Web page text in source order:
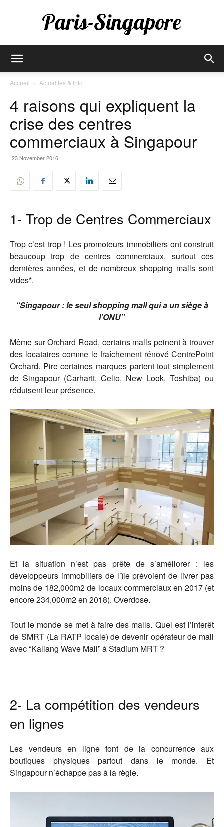
Singapore
Accueil Actualités & Info
4 raisons qui expliquent la
crise des centres
commerciaux à Singapour
23 November 2016
1- Trop de Centres Commerciaux
Trop c’est trop ! Les promoteurs immobiliers ont construit
beaucoup trop de centres commerciaux, surtout ces
dernières années, et de nombreux shopping malls sont
vides*.
“Singapour : le seul shopping mall qui a un siège à
l’ONU”
Même sur Orchard Road, certains malls peinent à trouver
des locataires comme le fraîchement rénové CentrePoint
Orchard. Pire certaines marques partent tout simplement
de Singapour (Carhartt, Celio, New Look, Toshiba) ou
réduisent leur présence.
Et la situation n’est pas prête de s’améliorer : les
développeurs immobiliers de l’île prévoient de livrer pas
moins de 182,000m2 de locaux commerciaux en 2017 (et
encore 234,000m2 en 2018). Overdose.
Tout le monde se met à faire des malls. Quel est l’interêt
de SMRT (La RATP locale) de devenir opérateur de mall
avec “Kallang Wave Mall” à Stadium MRT ?
2- La compétition des vendeurs
en lignes
Les vendeurs en ligne font de la concurrence aux
boutiques physiques partout dans le monde. Et
Singapour n’échappe pas à la règle.